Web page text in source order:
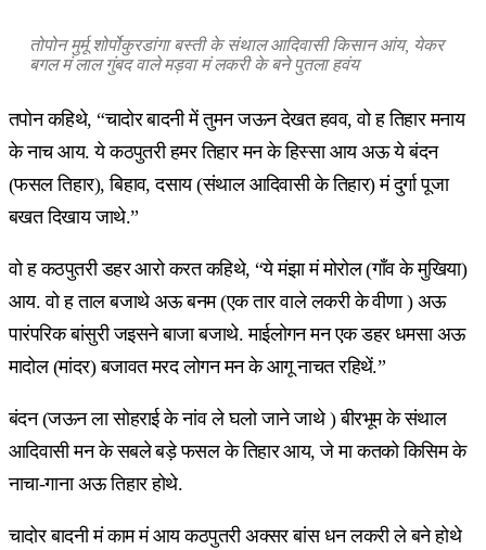
तोपोन मुर्मू शोर्पोकुरडांगा बस्ती के संथाल आदिवासी किसान आंय, येकर
बगल मं लाल गुंबद वाले मड़वा मं लकरी के बने पुतला हवंय
तपोन कहिथे, “चादोर बादनी में तुमन जऊन देखत हवव, वो ह तिहार मनाय
के नाच आय. ये कठपुतरी हमर तिहार मन के हिस्सा आय अऊ ये बंदन
(फसल तिहार), बिहाव, दसाय (संथाल आदिवासी के तिहार) मं दुर्गा पूजा
बखत दिखाय जाथे.”
वो ह कठपुतरी डहर आरो करत कहिथे, “ये मंझा मं मोरोल (गाँव के मुखिया)
आय. वो ह ताल बजाथे अऊ बनम (एक तार वाले लकरी के वीणा ) अऊ
पारंपरिक बांसुरी जइसने बाजा बजाथे. माईलोगन मन एक डहर धमसा अऊ
मादोल (मांदर) बजावत मरद लोगन मन के आगू नाचत रहिथें.”
बंदन (जऊन ला सोहराई के नांव ले घलो जाने जाथे ) बीरभूम के संथाल
आदिवासी मन के सबले बड़े फसल के तिहार आय, जे मा कतको किसिम के
नाचा-गाना अऊ तिहार होथे.
चादोर बादनी मं काम मं आय कठपुतरी अक्सर बांस धन लकरी ले बने होथे